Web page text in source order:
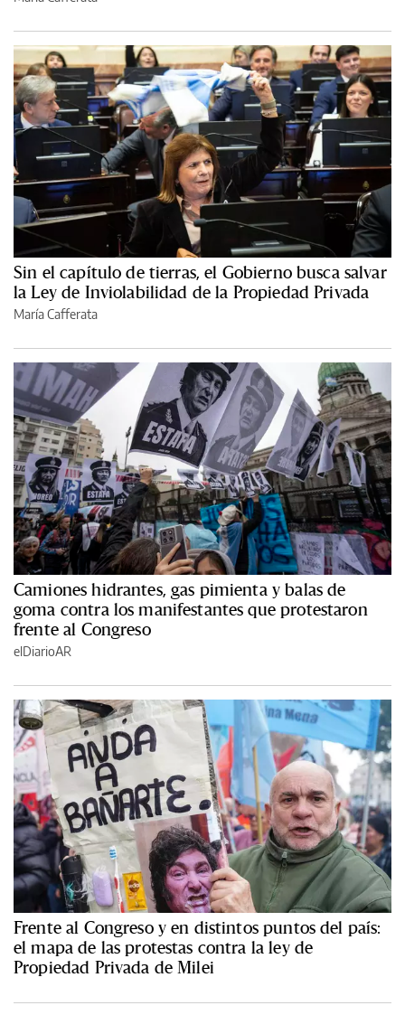
Sin el capítulo de tierras, el Gobierno busca salvar
la Ley de Inviolabilidad de la Propiedad Privada
María Cafferata
Camiones hidrantes, gas pimienta y balas de
goma contra los manifestantes que protestaron
frente al Congreso
elDiarioAR
Frente al Congreso y en distintos puntos del país:
el mapa de las protestas contra la ley de
Propiedad Privada de Milei